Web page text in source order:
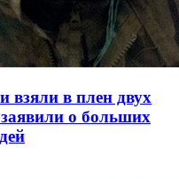
взяли в плен двух
о больших